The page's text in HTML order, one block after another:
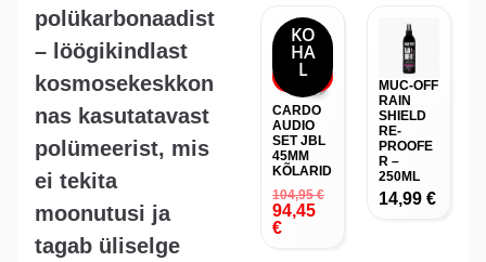
polükarbonaadist
– löögikindlast
kosmosekeskkon
nas kasutatavast
polümeerist, mis
ei tekita
moonutusi ja
tagab üliselge
KO
HA
L
-10%
CARDO
AUDIO
SET JBL
45MM
KÕLARID
104,95€
94,45
€
MUC-OFF
RAIN
SHIELD
RE-
PROOFE
R –
250ML
14,99 €